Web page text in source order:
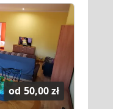
od 50,00 zł